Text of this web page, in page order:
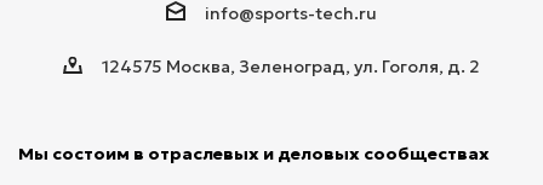
info@sports-tech.ru
124575 Москва, Зеленоград, ул. Гоголя, д. 2
Мы состоим в отраслевых и деловых сообществах